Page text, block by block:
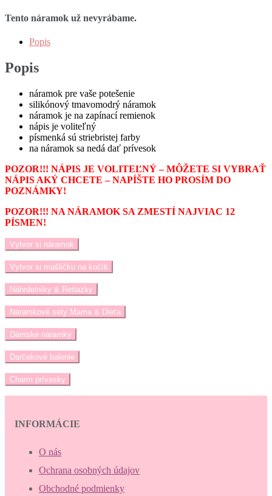
Tento náramok už nevyrábame.
Popis
Popis
náramok pre vaše potešenie
silikónový tmavomodrý náramok
náramok je na zapínací remienok
nápis je voliteľný
písmenká sú striebristej farby
na náramok sa nedá dať prívesok
POZOR!!! NÁPIS JE VOLITEĽNÝ – MÔŽETE SI VYBRAŤ
NÁPIS AKÝ CHCETE – NAPÍŠTE HO PROSÍM DO
POZNÁMKY!
POZOR!!! NA NÁRAMOK SA ZMESTÍ NAJVIAC 12
PÍSMEN!
Vytvor si náramok
Vytvor si mašličku na kočík
Náhrdelníky & Retiazky
Náramkové sety Mama & Dieťa
Dámske náramky
Darčekové balenie
Charm prívesky
INFORMÁCIE
O nás
Ochrana osobných údajov
Obchodné podmienky